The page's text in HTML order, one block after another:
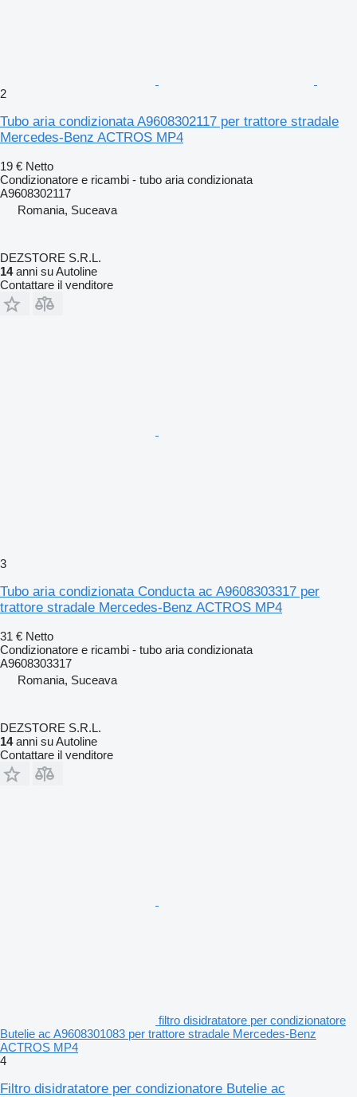
2
Tubo aria condizionata A9608302117 per trattore stradale
Mercedes-Benz ACTROS MP4
19 € Netto
Condizionatore e ricambi - tubo aria condizionata
A9608302117
Romania, Suceava
DEZSTORE S.R.L.
14anni su Autoline
Contattare il venditore
3
Tubo aria condizionata Conducta ac A9608303317 per
trattore stradale Mercedes-Benz ACTROS MP4
31 € Netto
Condizionatore e ricambi - tubo aria condizionata
A9608303317
Romania, Suceava
DEZSTORE S.R.L.
14anni su Autoline
Contattare il venditore
filtro disidratatore per condizionatore
Butelie ac A9608301083 per trattore stradale Mercedes-Benz
ACTROS MP4
4
Filtro disidratatore per condizionatore Butelie ac